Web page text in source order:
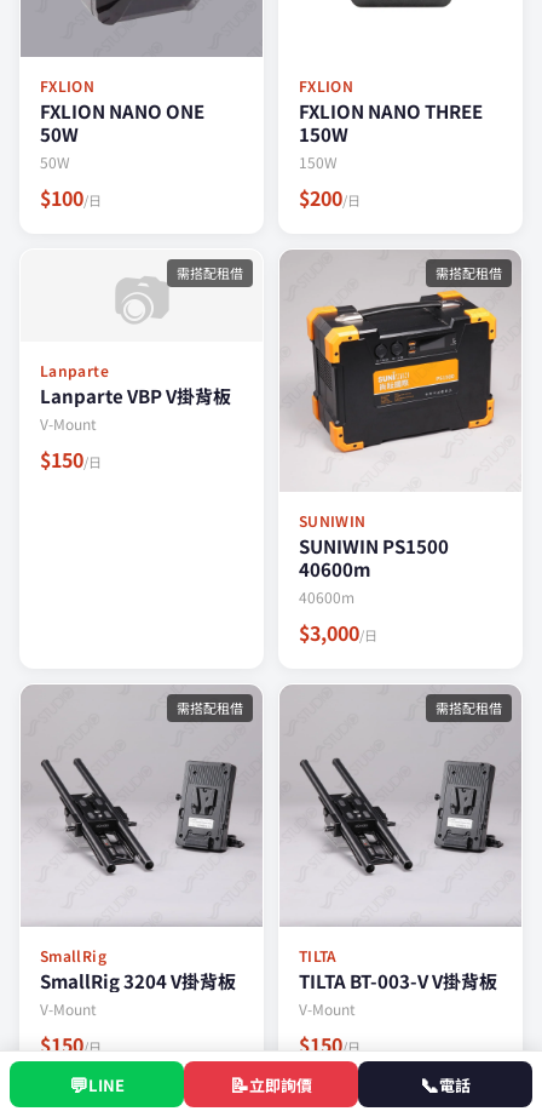
FXLION
FXLION NANO ONE
50W
50W
$100/日
FXLION
FXLION NANO THREE
150W
150W
$200/日
📷 需搭配租借
Lanparte
Lanparte VBP V掛背板
V-Mount
$150/日
需搭配租借
SUNIWIN
SUNIWIN PS1500
40600m
40600m
$3,000/日
需搭配租借
SmallRig
SmallRig 3204 V掛背板
V-Mount
$150/日
需搭配租借
TILTA
TILTA BT-003-V V掛背板
V-Mount
$150/日
💬LINE 📝立即詢價 📞電話